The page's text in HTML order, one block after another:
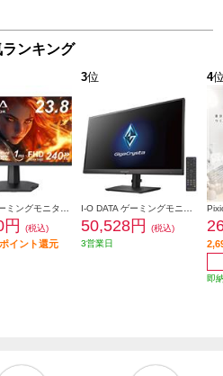
ンキング
(税込)
イント還元
3位
50,528円
(税込)
3営業日
4
即